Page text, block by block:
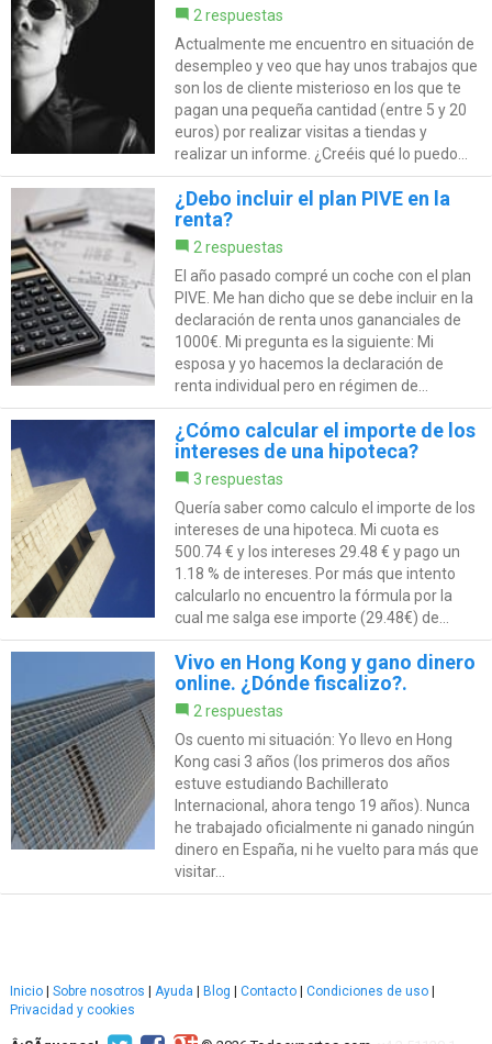
2 respuestas
Actualmente me encuentro en situación de
desempleo y veo que hay unos trabajos que
son los de cliente misterioso en los que te
pagan una pequeña cantidad (entre 5 y 20
euros) por realizar visitas a tiendas y
realizar un informe. ¿Creéis qué lo puedo...
¿Debo incluir el plan PIVE en la
renta?
2 respuestas
El año pasado compré un coche con el plan
PIVE. Me han dicho que se debe incluir en la
declaración de renta unos gananciales de
1000€. Mi pregunta es la siguiente: Mi
esposa y yo hacemos la declaración de
renta individual pero en régimen de...
¿Cómo calcular el importe de los
intereses de una hipoteca?
3 respuestas
Quería saber como calculo el importe de los
intereses de una hipoteca. Mi cuota es
500.74 € y los intereses 29.48 € y pago un
1.18 % de intereses. Por más que intento
calcularlo no encuentro la fórmula por la
cual me salga ese importe (29.48€) de...
Vivo en Hong Kong y gano dinero
online. ¿Dónde fiscalizo?.
2 respuestas
Os cuento mi situación: Yo llevo en Hong
Kong casi 3 años (los primeros dos años
estuve estudiando Bachillerato
Internacional, ahora tengo 19 años). Nunca
he trabajado oficialmente ni ganado ningún
dinero en España, ni he vuelto para más que
visitar...
Inicio | Sobre nosotros | Ayuda | Blog | Contacto | Condiciones de uso |
Privacidad y cookies